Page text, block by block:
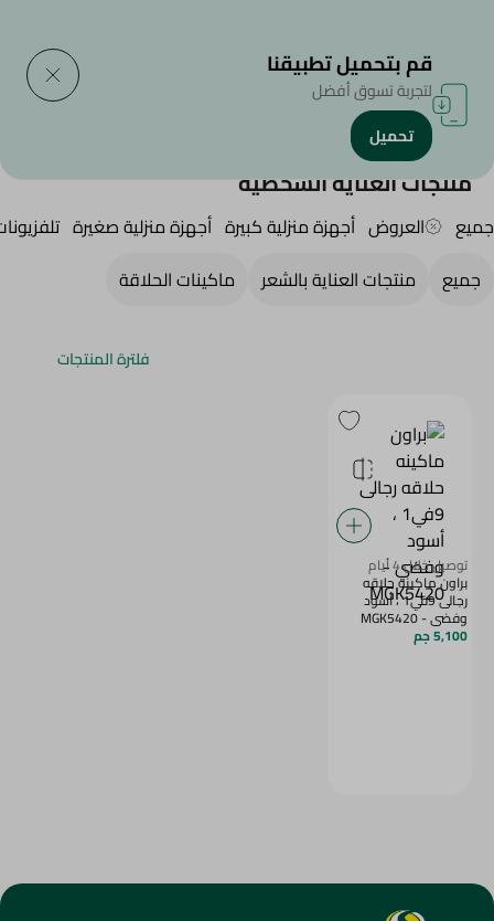
الرئيسية /الأجهزة المنزلية
منتجات العناية الشخصية
جميع العروض أجهزة منزلية كبيرة أجهزة منزلية صغيرة
جميع
منتجات العناية بالشعر ماكينات الحلاقة
فلترة المنتجات
توصيل خلال 4 أيام
براون ماكينه حلاقه
رجالى 9في1 ، أسود
وفضي - MGK5420
5,100 جم
قم بتحميل تطبيقنا
لتجربة تسوق أفضل
تحميل